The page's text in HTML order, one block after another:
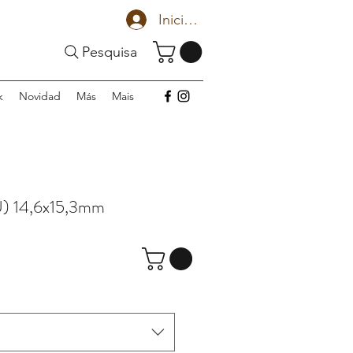
Iniciar sesión
Pesquisa
Novidad Más Mais
14,6x15,3mm